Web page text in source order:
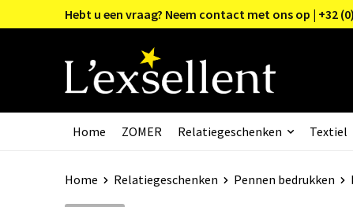
Hebt u een vraag? Neem contact met ons op | +32
Home ZOMER Relatiegeschenken Textiel
Home Relatiegeschenken Pennen bedrukken